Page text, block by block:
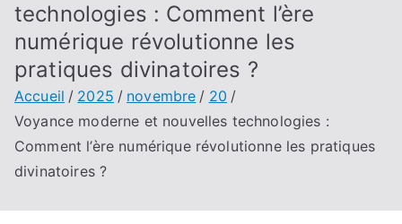
technologies : Comment l’ère
numérique révolutionne les
pratiques divinatoires ?
Accueil 2025 novembre
20
Voyance moderne et nouvelles technologies :
Comment l’ère numérique révolutionne les pratiques
divinatoires ?